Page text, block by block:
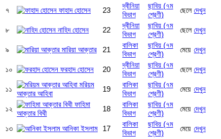
৭ ফাহাদ হোসেন 23
দ্বীনিয়া
বিভাগ
ছাবিয় (৭ম
শ্রেণী)
ছেলে দেখুন
৮ নাহিদ হোসেন 22
দ্বীনিয়া
বিভাগ
ছাবিয় (৭ম
শ্রেণী)
ছেলে দেখুন
৯ মারিয়া আক্তার 21
বালিকা
বিভাগ
ছাবিয় (৭ম
শ্রেণী)
মেয়ে দেখুন
১০ ফরহাদ হোসেন 20
দ্বীনিয়া
বিভাগ
ছাবিয় (৭ম
শ্রেণী)
ছেলে দেখুন
১১
মরিয়ম
আক্তার আহিবা
19
বালিকা
বিভাগ
ছাবিয় (৭ম
শ্রেণী)
মেয়ে দেখুন
১২
ফাহিমা
আক্তার বিথী
18
বালিকা
বিভাগ
ছাবিয় (৭ম
শ্রেণী)
মেয়ে দেখুন
১৩ আনিকা ইসলাম 17
বালিকা
বিভাগ
ছাবিয় (৭ম
শ্রেণী)
মেয়ে দেখুন